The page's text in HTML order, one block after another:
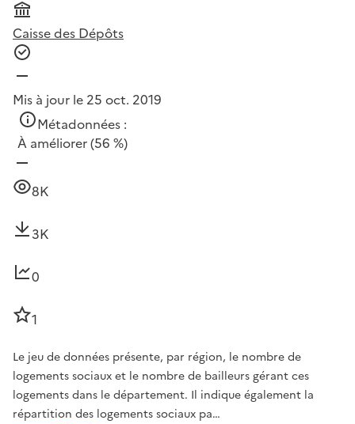
Caisse des Dépôts
Mis à jour le 25 oct. 2019
Métadonnées :
À améliorer(56 %)
8K
3K
0
1
Le jeu de données présente, par région, le nombre de
logements sociaux et le nombre de bailleurs gérant ces
logements dans le département. Il indique également la
répartition des logements sociaux pa…